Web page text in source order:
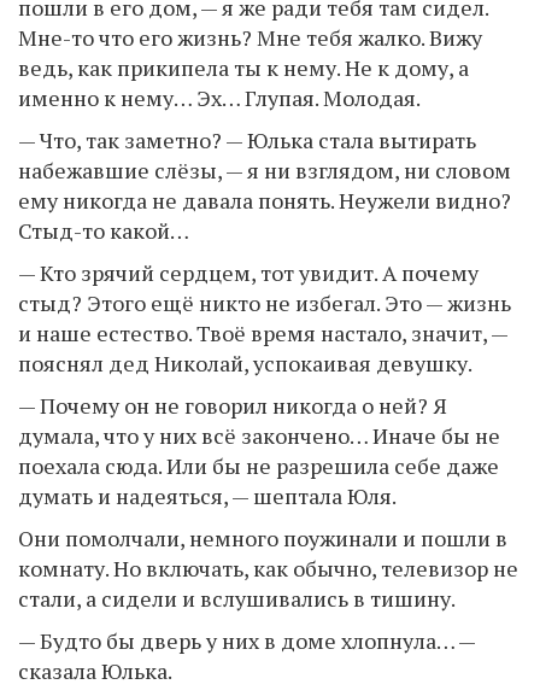
пошли в его дом, — я же ради тебя там сидел.
Мне-то что его жизнь? Мне тебя жалко. Вижу
ведь, как прикипела ты к нему. Не к дому, а
именно к нему… Эх… Глупая. Молодая.
— Что, так заметно? — Юлька стала вытирать
набежавшие слёзы, — я ни взглядом, ни словом
ему никогда не давала понять. Неужели видно?
Стыд-то какой…
— Кто зрячий сердцем, тот увидит. А почему
стыд? Этого ещё никто не избегал. Это — жизнь
и наше естество. Твоё время настало, значит, —
пояснял дед Николай, успокаивая девушку.
— Почему он не говорил никогда о ней? Я
думала, что у них всё закончено… Иначе бы не
поехала сюда. Или бы не разрешила себе даже
думать и надеяться, — шептала Юля.
Они помолчали, немного поужинали и пошли в
комнату. Но включать, как обычно, телевизор не
стали, а сидели и вслушивались в тишину.
— Будто бы дверь у них в доме хлопнула… —
сказала Юлька.